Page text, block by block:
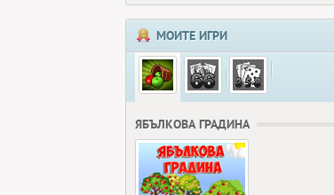
МОИТЕ ИГРИ
ЯБЪЛКОВА ГРАДИНА